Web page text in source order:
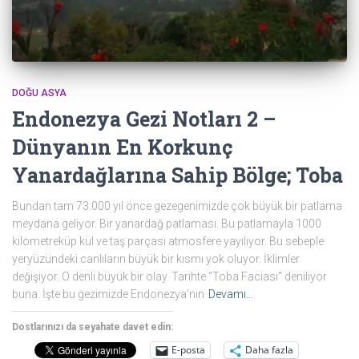
DOĞU ASYA
Endonezya Gezi Notları 2 –
Dünyanın En Korkunç
Yanardağlarına Sahip Bölge; Toba
Bundan tam 73.000 yıl önce gezegenimizde çok büyük bir patlama
meydana geliyor. Bir yanardağ patlaması. Bu patlamayla 1000
kilometreküp kül ve taş parçası atmosfere yayılıyor. Bu sebeple
yeryüzündeki canlıların büyük bir kısmı yok oluyor. İklimler
değişiyor. O denli büyük bir olay. Tarihte “Toba Faciası” deniliyor
buna. İşte bu gezimizde Endonezya’nın Devamı…
Dostlarınızı da seyahate davet edin:
E-posta Daha fazla